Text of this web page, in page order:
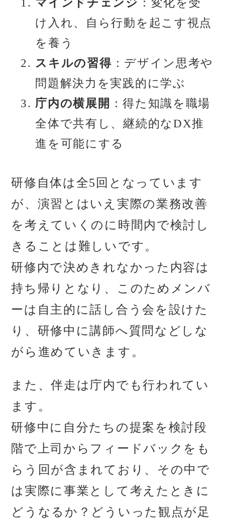
マインドチェンジ ：変化を受
け入れ、自ら行動を起こす視点
を養う
スキルの習得 ：デザイン思考や
問題解決力を実践的に学ぶ
庁内の横展開 ：得た知識を職場
全体で共有し、継続的なDX推
進を可能にする
研修自体は全5回となっています
が、演習とはいえ実際の業務改善
を考えていくのに時間内で検討し
きることは難しいです。
研修内で決めきれなかった内容は
持ち帰りとなり、このためメンバ
ーは自主的に話し合う会を設けた
り、研修中に講師へ質問などしな
がら進めていきます。
また、伴走は庁内でも行われてい
ます。
研修中に自分たちの提案を検討段
階で上司からフィードバックをも
らう回が含まれており、その中で
は実際に事業として考えたときに
どうなるか？どういった観点が足